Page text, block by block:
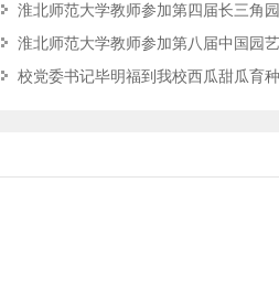
淮北师范大学教师参加第四届长三角
淮北师范大学教师参加第八届中国园艺学
校党委书记毕明福到我校西瓜甜瓜育种